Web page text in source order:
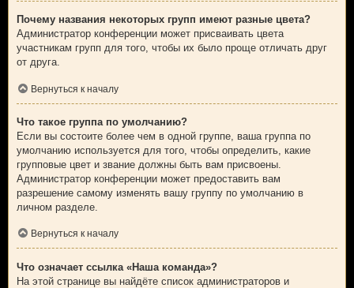
Почему названия некоторых групп имеют разные цвета?
Администратор конференции может присваивать цвета
участникам групп для того, чтобы их было проще отличать друг
от друга.
Вернуться к началу
Что такое группа по умолчанию?
Если вы состоите более чем в одной группе, ваша группа по
умолчанию используется для того, чтобы определить, какие
групповые цвет и звание должны быть вам присвоены.
Администратор конференции может предоставить вам
разрешение самому изменять вашу группу по умолчанию в
личном разделе.
Вернуться к началу
Что означает ссылка «Наша команда»?
На этой странице вы найдёте список администраторов и